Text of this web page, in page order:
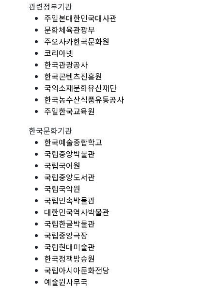
관련정부기관
주일본대한민국대사관
문화체육관광부
주오사카한국문화원
코리아넷
한국관광공사
한국콘텐츠진흥원
국외소재문화유산재단
한국농수산식품유통공사
주일한국교육원
한국문화기관
한국예술종합학교
국립중앙박물관
국립국어원
국립중앙도서관
국립국악원
국립민속박물관
대한민국역사박물관
국립한글박물관
국립중앙극장
국립현대미술관
한국정책방송원
국립아시아문화전당
예술원사무국